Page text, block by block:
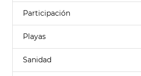
Participación
Playas
Sanidad